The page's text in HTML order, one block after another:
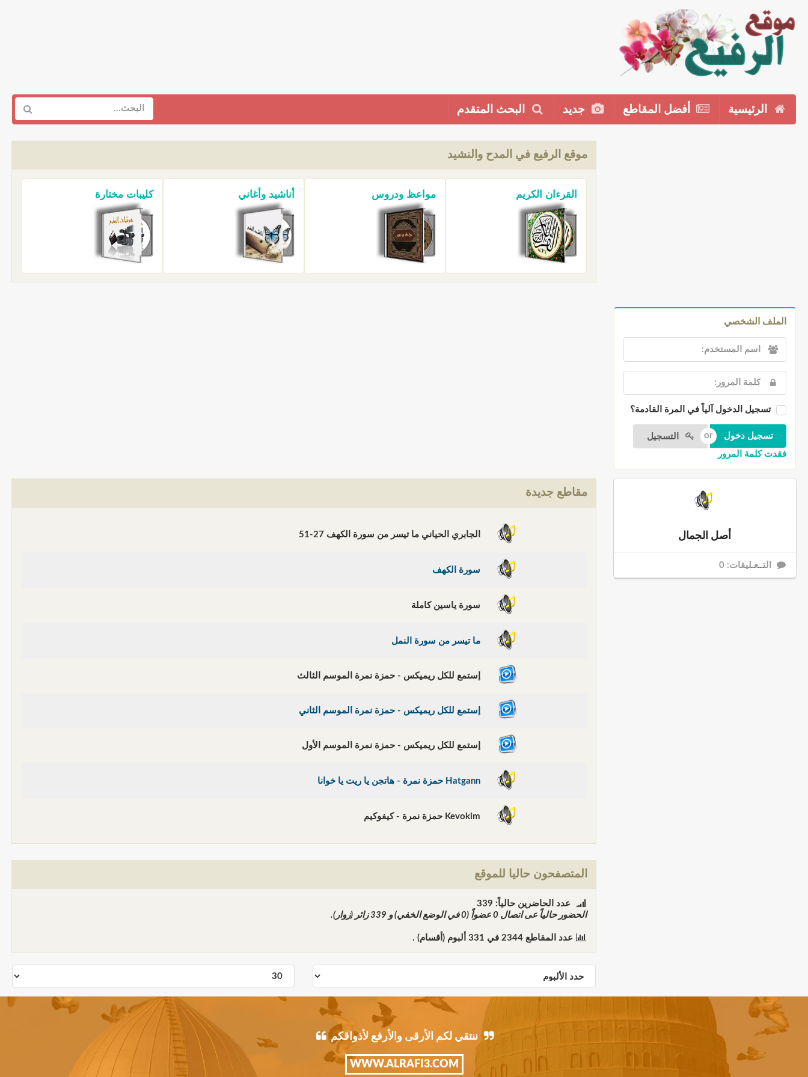
الرئيسية أفضل المقاطع جديد البحث المتقدم
الملف الشخصي
تسجيل الدخول آلياً في المرة القادمة؟
التسجيل
فقدت كلمة المرور
أصل الجمال
التــعـليقات: 0
موقع الرفيع في المدح والنشيد
القرءان الكريم مواعظ ودروس أناشيد وأغاني كليبات مختارة
مقاطع جديدة
الجابري الحياني ما تيسر من سورة الكهف 27-51
سورة الكهف
سورة ياسين كاملة
ما تيسر من سورة النمل
إستمع للكل ريميكس - حمزة نمرة الموسم الثالث
إستمع للكل ريميكس - حمزة نمرة الموسم الثاني
إستمع للكل ريميكس - حمزة نمرة الموسم الأول
Hatgann حمزة نمرة - هاتجن يا ريت يا خوانا
المتصفحون حاليا للموقع
عدد الحاضرين حالياً: 339
الحضور حالياً عى اتصال0 عضواً (0 في الوضع الخفي) و 339زائر (زوار).
عدد المقاطع 2344في 331ألبوم (أقسام) .
ننتقي لكم الأرقى والأرفع لأذواقكم
WWW.ALRAFI3.COM